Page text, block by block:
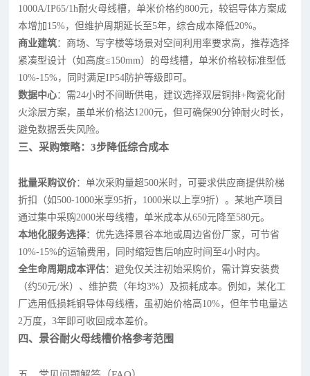
1000A/IP65/1h耐火母线槽，单米价格约800元，较铝导体方案成
本增加15%，但维护周期延长至5年，综合成本降低20%。
商业建筑：商场、写字楼等场景对空间利用率要求高，推荐选择
紧凑型设计（如高度≤150mm）的母线槽，单米价格较标准型低
10%-15%，同时满足IP54防护等级即可。
数据中心：需24小时不间断供电，建议选择双层铜排+陶瓷化耐
火涂层方案，虽单米价格达1200元，但可确保90分钟耐火时长，
避免数据丢失风险。
三、采购策略：3步降低综合成本
批量采购议价：单次采购量超500米时，可要求供应商提供阶梯
折扣（如500-1000米享95折，1000米以上享9折）。某地产项目
通过集中采购2000米母线槽，单米成本从650元降至580元。
本地化服务选择：优先选择景谷本地或周边省份厂家，可节省
10%-15%的运输费用，同时缩短售后响应时间至4小时内。
全生命周期成本评估：避免仅关注初始采购价，需计算安装费
（约50元/米）、维护费（年均3%）及损耗成本。例如，某化工
厂选用低损耗铜导体母线槽，虽初始价格高10%，但年节电量达
2万度，3年即可收回成本差价。
四、景谷耐火母线槽价格参考范围